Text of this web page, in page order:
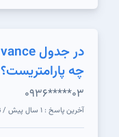
چه پارامتریست؟
0936*****03
آخرین پاسخ : 1 سال پیش / تعداد پاسخ ها : 2 / پاسخ های پذیرفته شده : 0